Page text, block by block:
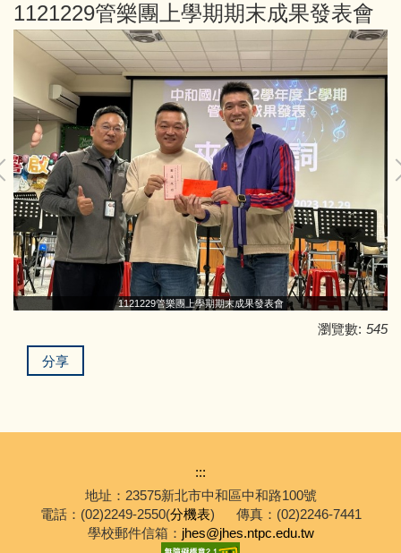
小
學
1121229管樂團上學期期末成果發表會
1121229管樂團上學期期末成果發表會
瀏覽數: 545
分享
:::
地址：23575新北市中和區中和路100號
電話：(02)2249-2550(分機表)
傳真：(02)2246-7441
學校郵件信箱： jhes@jhes.ntpc.edu.tw